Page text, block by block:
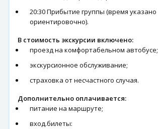
20:30 Прибытие группы (время указано
ориентировочно).
В стоимость экскурсии включено:
проезд на комфортабельном автобусе;
экскурсионное обслуживание;
страховка от несчастного случая.
Дополнительно оплачивается:
питание на маршруте;
вход.билеты: